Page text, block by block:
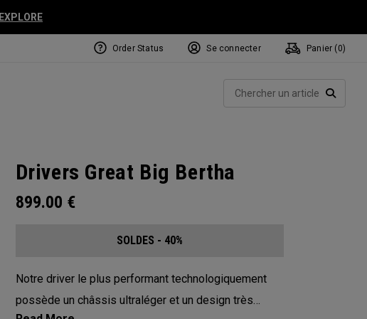
EXPLORE
Order Status Se connecter Panier ( 0)
Drivers Great Big Bertha
899.00 €
SOLDES - 40%
Notre driver le plus performant technologiquement
possède un châssis ultraléger et un design très